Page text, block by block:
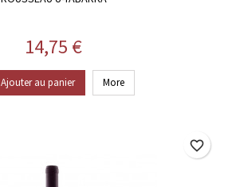
Prix
14,75 €
Ajouter au panier More
favorite_border